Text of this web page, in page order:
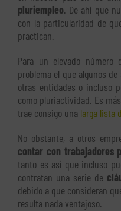
pluriempleo. De ahí que
con la particularidad de
practican.
Para un elevado número
problema el que algunos
otras entidades o incluso
como pluriactividad. Es
trae consigo una larga lista
No obstante, a otros
contar con trabajadores
tanto es así que incluso
contratan una serie de
debido a que consideran
resulta nada ventajoso.